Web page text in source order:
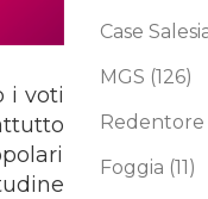
i voti
Case
MGS (126)
Redentore
Foggia (11)